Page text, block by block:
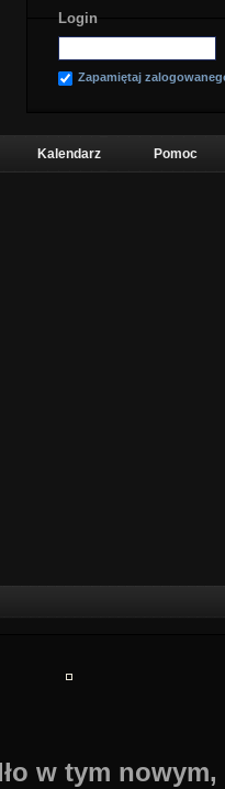
Login
Zapamiętaj
Kalendarz Pomoc
w tym nowym,